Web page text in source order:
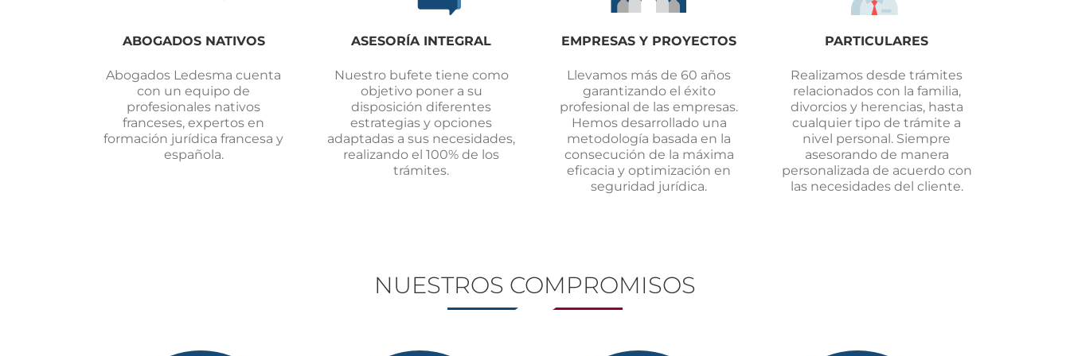
ABOGADOS NATIVOS
Abogados Ledesma cuenta
con un equipo de
profesionales nativos
franceses, expertos en
formación jurídica francesa y
española.
ASESORÍA INTEGRAL
Nuestro bufete tiene como
objetivo poner a su
disposición diferentes
estrategias y opciones
adaptadas a sus necesidades,
realizando el 100% de los
trámites.
EMPRESAS Y PROYECTOS
Llevamos más de 60 años
garantizando el éxito
profesional de las empresas.
Hemos desarrollado una
metodología basada en la
consecución de la máxima
eficacia y optimización en
seguridad jurídica.
PARTICULARES
Realizamos desde trámites
relacionados con la familia,
divorcios y herencias, hasta
cualquier tipo de trámite a
nivel personal. Siempre
asesorando de manera
personalizada de acuerdo con
las necesidades del cliente.
NUESTROS COMPROMISOS